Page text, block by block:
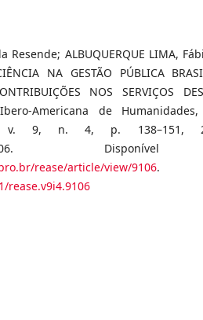
Resende; ALBUQUERQUE LIMA,
NA GESTÃO PÚBLICA
NOS SERVIÇOS
Ibero-Americana de
v. 9, n. 4, p. 138–151,
rease/article/view/9106.
rease.v9i4.9106